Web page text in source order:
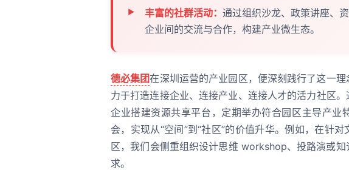
丰富的社群活动： 通过组织沙龙、政策讲座、
企业间的交流与合作，构建产业微生态。
德必集团在深圳运营的产业园区，便深刻践行了这一
力于打造连接企业、连接产业、连接人才的活力社区
企业搭建资源共享平台，定期举办符合园区主导产业
会，实现从“空间”到“社区”的价值升华。例如，在针
区，我们会侧重组织设计思维 workshop、投路演或
求。